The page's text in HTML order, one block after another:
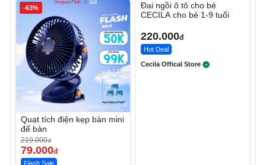
-63%
Quạt tích điện kẹp bàn mini
để bàn
219.000đ
79.000đ
Flash Sale
Đai ngồi ô tô cho bé
CECILA cho bé 1-9 tuổi
220.000đ
Hot Deal
Cecila Offical Store